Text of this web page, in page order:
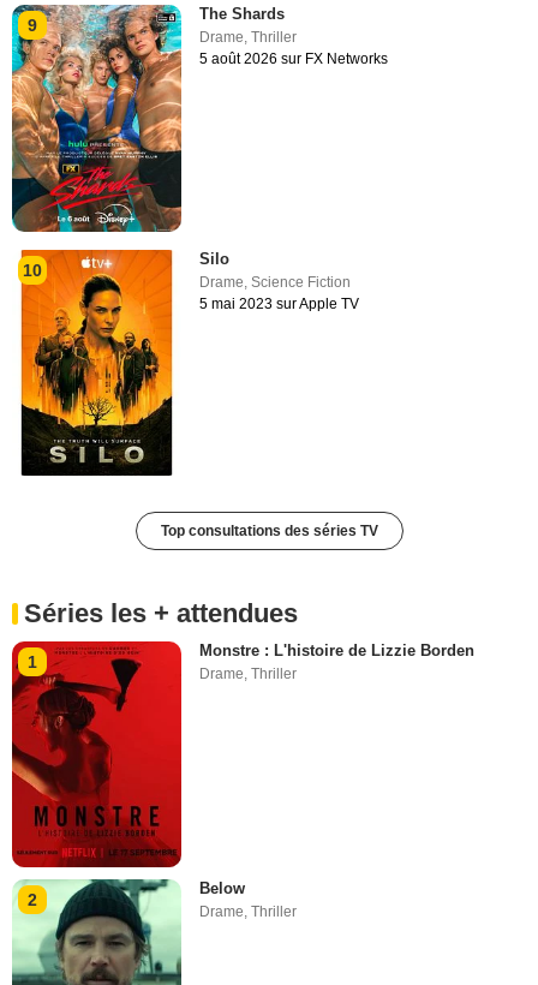
9
The Shards
Drame,Thriller
5 août 2026 sur FX Networks
10
Silo
Drame ,Science Fiction
5 mai 2023 sur Apple TV
Top consultations des séries TV
Séries les + attendues
1
Monstre : L'histoire de Lizzie Borden
Drame,Thriller
2
Below
Drame,Thriller